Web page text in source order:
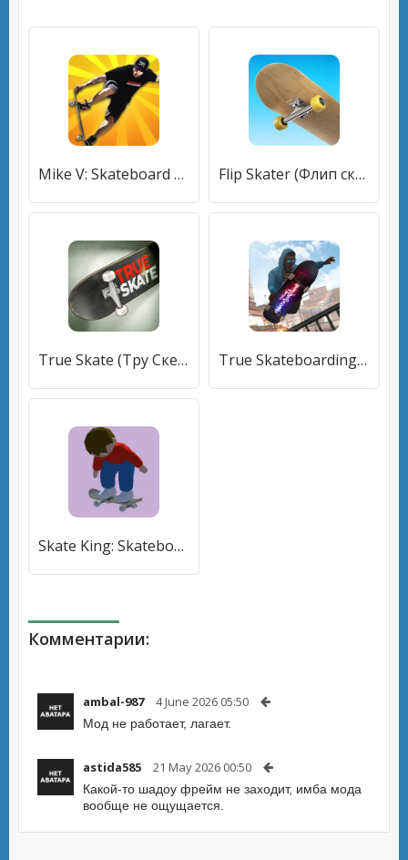
Mike V: Skateboard Party (Майк Ви) [МОД Все открыто] APK Android Flip Skater (Флип скейтер) [МОД Mega Pack] APK Android
True Skate (Тру Скейт) [МОД Mega Pack] APK Android True Skateboarding Ride Style [МОД Бесконечные монеты] APK Android
Skate King: Skateboard Stunts (Скейт Кинг) [МОД Mega Pack] APK Android
Комментарии:
ambal-987 4 June 2026 05:50
Мод не работает, лагает.
astida585 21 May 2026 00:50
Какой-то шадоу фрейм не заходит, имба мода
вообще не ощущается.